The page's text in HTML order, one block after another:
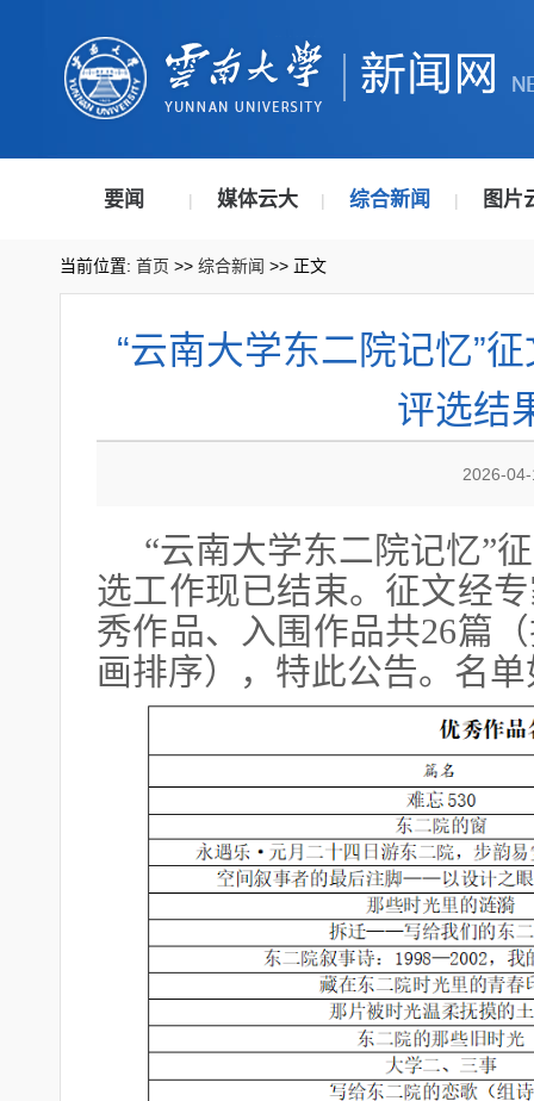
要闻 | 媒体云大 | 综合新闻 | 图片
当前位置: 首页 >> 综合新闻 >> 正文
“云南大学东二院记忆”
评选结
2026-
“云南大学东二院记忆”
选工作现已结束。征文经
秀作品、入围作品共26篇
画排序），特此公告。名